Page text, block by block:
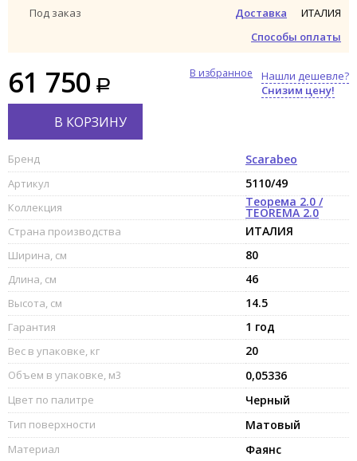
Под заказ
Доставка
Способы оплаты
ИТАЛИЯ
61 750
Нашли дешевле?
Снизим цену!
В избранное
В КОРЗИНУ
Бренд Scarabeo
Артикул 5110/49
Коллекция Теорема 2.0 /
TEOREMA 2.0
Страна производства ИТАЛИЯ
Ширина, см 80
Длина, см 46
Высота, см 14.5
Гарантия 1 год
Вес в упаковке, кг 20
Объем в упаковке, м3 0,05336
Цвет по палитре Черный
Тип поверхности Матовый
Материал Фаянс